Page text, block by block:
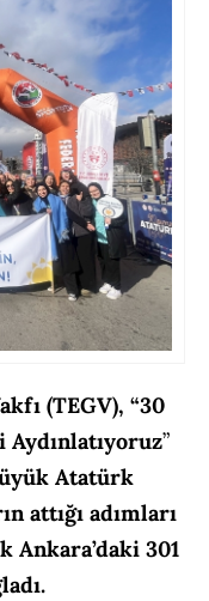
(TEGV), “30
Aydınlatıyoruz”
Atatürk
attığı adımları
301